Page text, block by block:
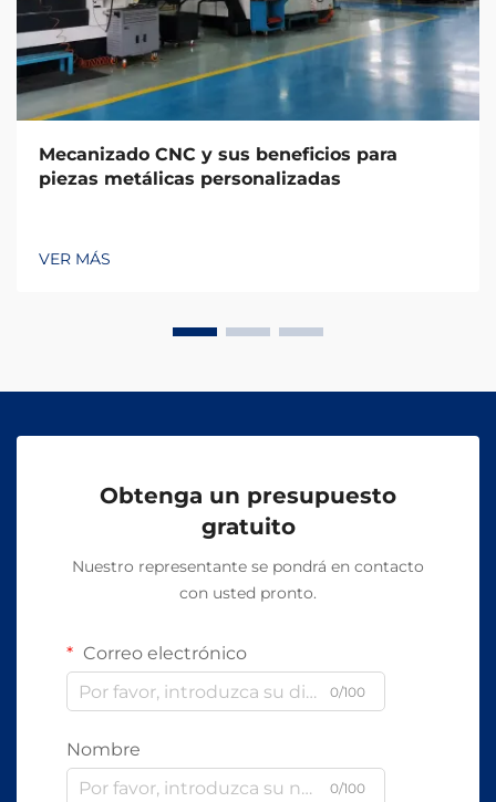
Mecanizado CNC y sus beneficios para
piezas metálicas personalizadas
VER MÁS
Obtenga un presupuesto
gratuito
Nuestro representante se pondrá en contacto
con usted pronto.
Correo electrónico
0/100
Nombre
0/100